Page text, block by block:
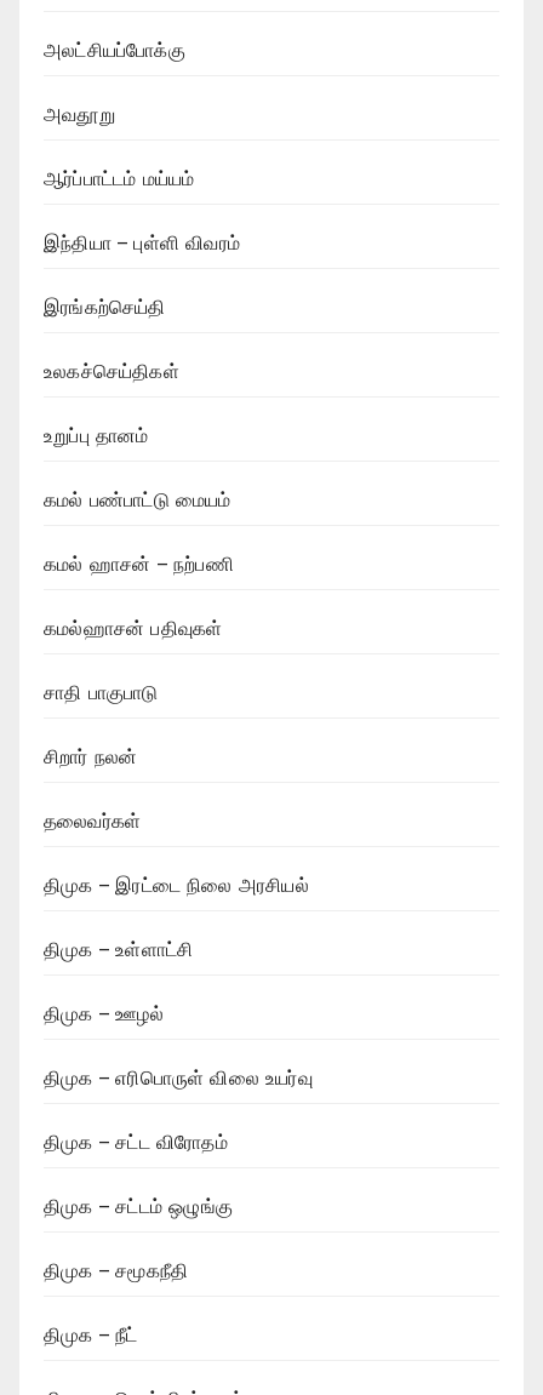
அலட்சியப்போக்கு
அவதூறு
ஆர்ப்பாட்டம் மய்யம்
இந்தியா – புள்ளி விவரம்
இரங்கற்செய்தி
உலகச்செய்திகள்
உறுப்பு தானம்
கமல் பண்பாட்டு மையம்
கமல் ஹாசன் – நற்பணி
கமல்ஹாசன் பதிவுகள்
சாதி பாகுபாடு
சிறார் நலன்
தலைவர்கள்
திமுக – இரட்டை நிலை அரசியல்
திமுக – உள்ளாட்சி
திமுக – ஊழல்
திமுக – எரிபொருள் விலை உயர்வு
திமுக – சட்ட விரோதம்
திமுக – சட்டம் ஒழுங்கு
திமுக – சமூகநீதி
திமுக – நீட்